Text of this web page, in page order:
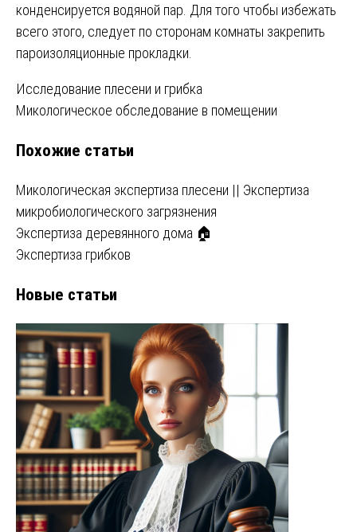
конденсируется водяной пар. Для того чтобы избежать
всего этого, следует по сторонам комнаты закрепить
пароизоляционные прокладки.
Навигация
записям
Исследование плесени и грибка
Микологическое обследование в помещении
Похожие статьи
Микологическая экспертиза плесени || Экспертиза
микробиологического загрязнения
Экспертиза деревянного дома 🏠
Экспертиза грибков
Новые статьи